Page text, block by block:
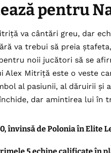
pentru
va cântări greu, dar
va trebui să preia
noii jucători să se
Alex Mitriță este o veste
al pasiunii, al dăruirii și
dar amintirea lui în
învinsă de Polonia în